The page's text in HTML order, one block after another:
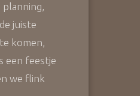
planning,
juiste
komen,
een feestje
we flink